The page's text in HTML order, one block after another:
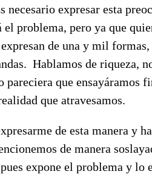
necesario expresar esta
problema, pero ya que
de una y mil
Hablamos de riqueza,
pareciera que ensayáramos
que atravesamos.
de esta manera y
de manera
expone el problema y lo